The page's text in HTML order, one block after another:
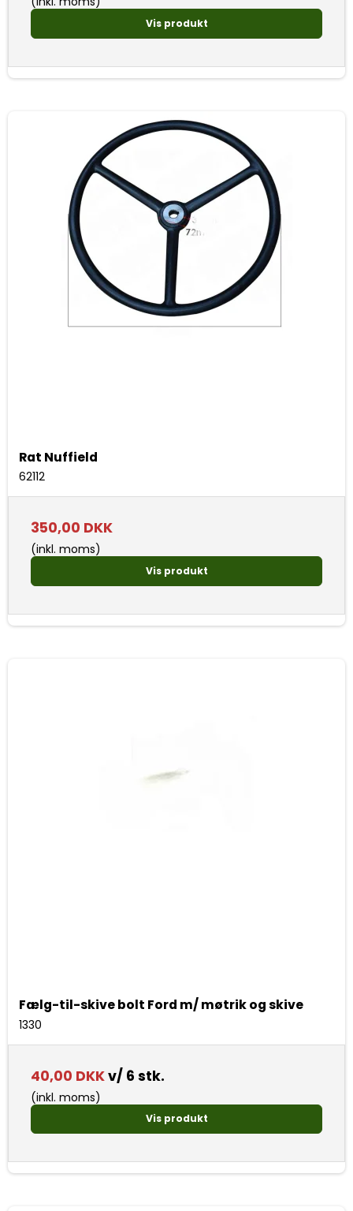
Vis produkt
Rat Nuffield
62112
350,00 DKK
(inkl. moms)
Vis produkt
Fælg-til-skive bolt Ford m/ møtrik og skive
1330
40,00 DKKv/ 6 stk.
(inkl. moms)
Vis produkt